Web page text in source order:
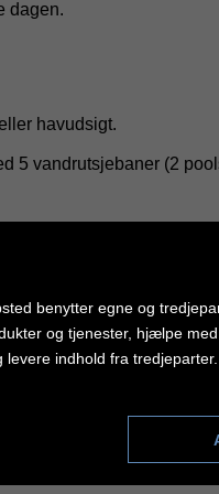
dagen.
5 vandrutsjebaner (2
havudsigt.
inkluderer måltider i
herunder
te og husets vin
uden for disse tider
af ugunstige vejrforhold
benytter egne og
og tjenester, hjælpe
levere indhold fra